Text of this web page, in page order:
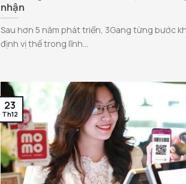
nhận
Sau hơn 5 năm phát triển, 3Gang từng bước
định vị thế trong lĩnh...
23
Th12